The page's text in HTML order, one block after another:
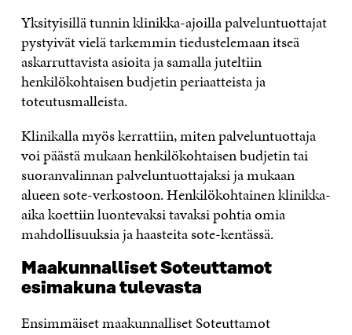
Yksityisillä tunnin klinikka-ajoilla palveluntuottajat
pystyivät vielä tarkemmin tiedustelemaan itseä
askarruttavista asioita ja samalla juteltiin
henkilökohtaisen budjetin periaatteista ja
toteutusmalleista.
Klinikalla myös kerrattiin, miten palveluntuottaja
voi päästä mukaan henkilökohtaisen budjetin tai
suoranvalinnan palveluntuottajaksi ja mukaan
alueen sote-verkostoon. Henkilökohtainen klinikka-
aika koettiin luontevaksi tavaksi pohtia omia
mahdollisuuksia ja haasteita sote-kentässä.
Maakunnalliset Soteuttamot
esimakuna tulevasta
Ensimmäiset maakunnalliset Soteuttamot